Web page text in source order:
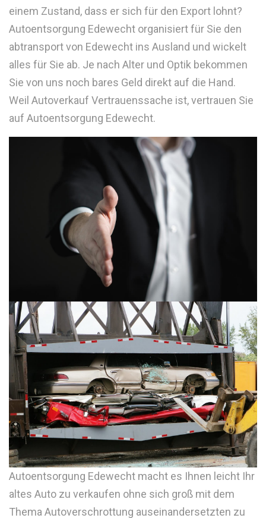
einem Zustand, dass er sich für den Export lohnt?
Autoentsorgung Edewecht organisiert für Sie den
abtransport von Edewecht ins Ausland und wickelt
alles für Sie ab. Je nach Alter und Optik bekommen
Sie von uns noch bares Geld direkt auf die Hand.
Weil Autoverkauf Vertrauenssache ist, vertrauen Sie
auf Autoentsorgung Edewecht.
Autoentsorgung Edewecht macht es Ihnen leicht Ihr
altes Auto zu verkaufen ohne sich groß mit dem
Thema Autoverschrottung auseinandersetzten zu